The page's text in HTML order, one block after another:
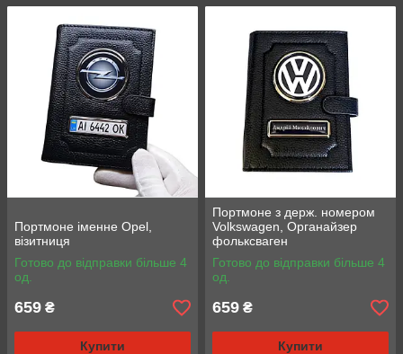
Портмоне іменне Opel,
візитниця
Готово до відправки більше 4
од.
659 ₴
Купити
Портмоне з держ. номером
Volkswagen, Органайзер
фольксваген
Готово до відправки більше 4
од.
659 ₴
Купити